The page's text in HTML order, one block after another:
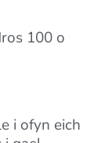
100 o
i ofyn eich